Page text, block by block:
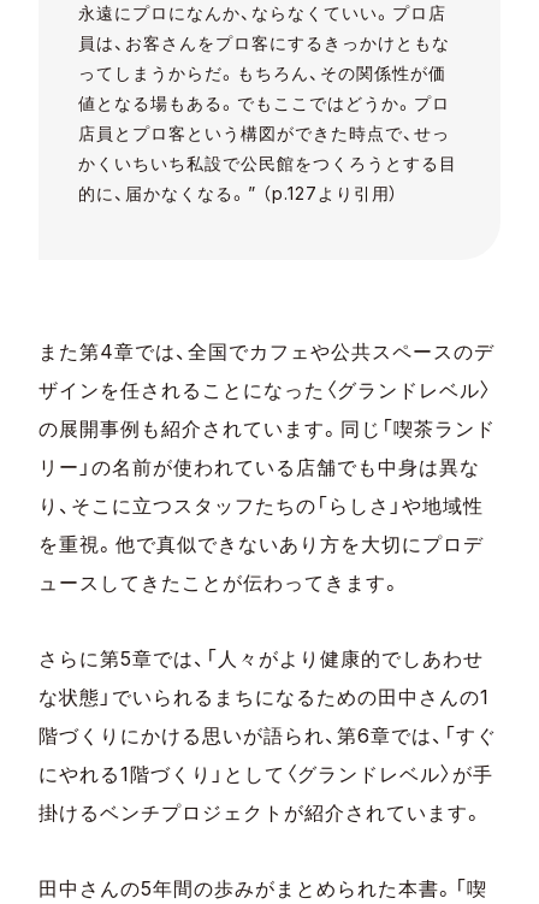
永遠にプロになんか、ならなくていい。プロ店
員は、お客さんをプロ客にするきっかけともな
ってしまうからだ。もちろん、その関係性が価
値となる場もある。でもここではどうか。プロ
店員とプロ客という構図ができた時点で、せっ
かくいちいち私設で公民館をつくろうとする目
的に、届かなくなる。” （p.127より引用）
また第4章では、全国でカフェや公共スペースのデ
ザインを任されることになった〈グランドレベル〉
の展開事例も紹介されています。同じ「喫茶ランド
リー」の名前が使われている店舗でも中身は異な
り、そこに立つスタッフたちの「らしさ」や地域性
を重視。他で真似できないあり方を大切にプロデ
ュースしてきたことが伝わってきます。
さらに第5章では、「人々がより健康的でしあわせ
な状態」でいられるまちになるための田中さんの1
階づくりにかける思いが語られ、第6章では、「すぐ
にやれる1階づくり」として〈グランドレベル〉が手
掛けるベンチプロジェクトが紹介されています。
田中さんの5年間の歩みがまとめられた本書。「喫